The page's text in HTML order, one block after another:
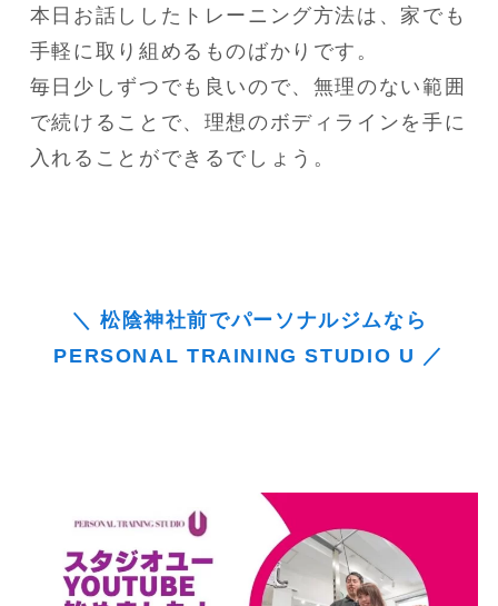
本日お話ししたトレーニング方法は、家でも
手軽に取り組めるものばかりです。
毎日少しずつでも良いので、無理のない範囲
で続けることで、理想のボディラインを手に
入れることができるでしょう。
＼ 松陰神社前でパーソナルジムなら
PERSONAL TRAINING STUDIO U ／